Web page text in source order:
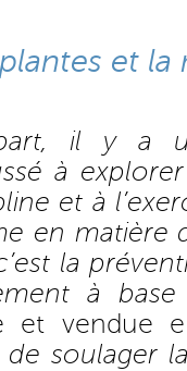
et
il y a
à
et à
en matière
la
à
et vendue
soulager